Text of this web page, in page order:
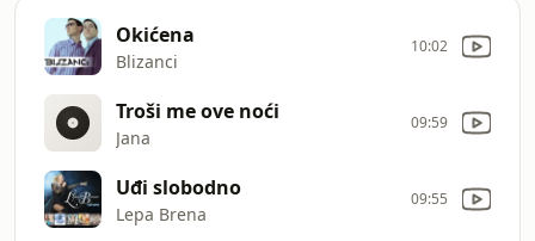
Okićena
Blizanci
10:02
Troši me ove noći
Jana
09:59
Uđi slobodno
Lepa Brena
09:55